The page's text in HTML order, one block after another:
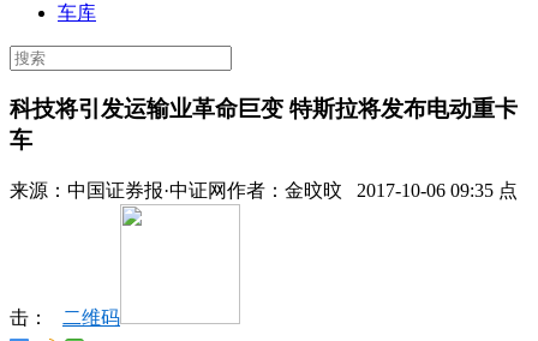
车库
科技将引发运输业革命巨变 特斯拉将发布电动重卡
车
来源： 中国证券报·中证网作者： 金旼旼 2017-10-06 09:35 点
击： 二维码